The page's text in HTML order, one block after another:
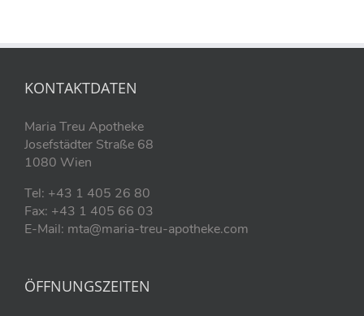
KONTAKTDATEN
Maria Treu Apotheke
Josefstädter Straße 68
1080 Wien
Tel: +43 1 405 26 80
Fax: +43 1 405 66 03
E-Mail: mta@maria-treu-apotheke.com
ÖFFNUNGSZEITEN